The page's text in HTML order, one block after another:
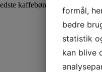
kaffebønner
formål,
bedre
statistik
kan blive